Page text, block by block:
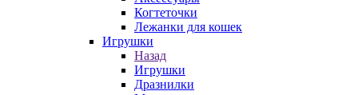
Когтеточки
Лежанки для кошек
Игрушки
Назад
Игрушки
Дразнилки